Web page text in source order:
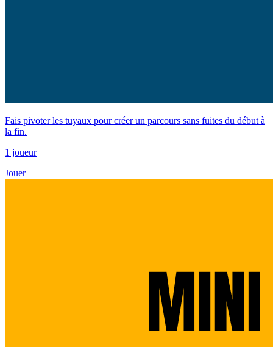
Fais pivoter les tuyaux pour créer un parcours sans fuites du début à
la fin.
1 joueur
Jouer